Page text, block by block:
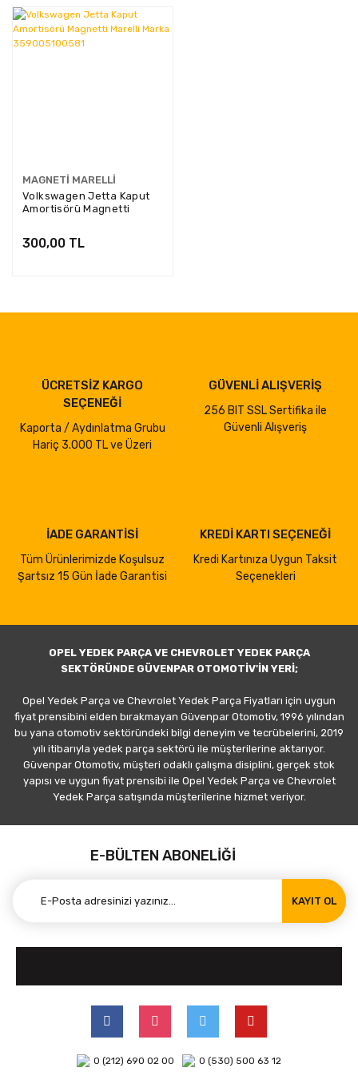
MAGNETI MARELLI
Volkswagen Jetta Kaput
Amortisörü Magnetti
300,00 TL
ÜCRETSİZ KARGO
SEÇENEĞİ
Kaporta / Aydınlatma Grubu
Hariç 3.000 TL ve Üzeri
GÜVENLİ ALIŞVERİŞ
256 BIT SSL Sertifika ile
Güvenli Alışveriş
İADE GARANTİSİ
Tüm Ürünlerimizde Koşulsuz
Şartsız 15 Gün İade Garantisi
KREDİ KARTI SEÇENEĞİ
Kredi Kartınıza Uygun Taksit
Seçenekleri
OPEL YEDEK PARÇA VE CHEVROLET YEDEK PARÇA
SEKTÖRÜNDE GÜVENPAR OTOMOTİV'İN YERİ;
Opel Yedek Parça ve Chevrolet Yedek Parça Fiyatları için uygun
fiyat prensibini elden bırakmayan Güvenpar Otomotiv, 1996 yılından
bu yana otomotiv sektöründeki bilgi deneyim ve tecrübelerini, 2019
yılı itibarıyla yedek parça sektörü ile müşterilerine aktarıyor.
Güvenpar Otomotiv, müşteri odaklı çalışma disiplini, gerçek stok
yapısı ve uygun fiyat prensibi ile Opel Yedek Parça ve Chevrolet
Yedek Parça satışında müşterilerine hizmet veriyor.
E-BÜLTEN ABONELİĞİ
KAYIT OL
0 (212) 690 02 00 0 (530) 500 63 12